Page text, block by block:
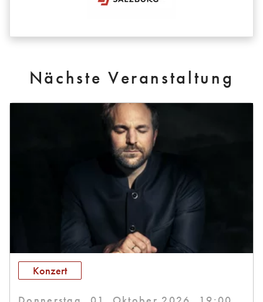
Nächste Veranstaltung
Konzert